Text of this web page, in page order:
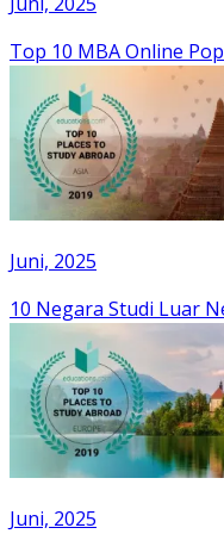
Top 10 MBA Online
Juni, 2025
10 Negara Studi Luar
Juni, 2025